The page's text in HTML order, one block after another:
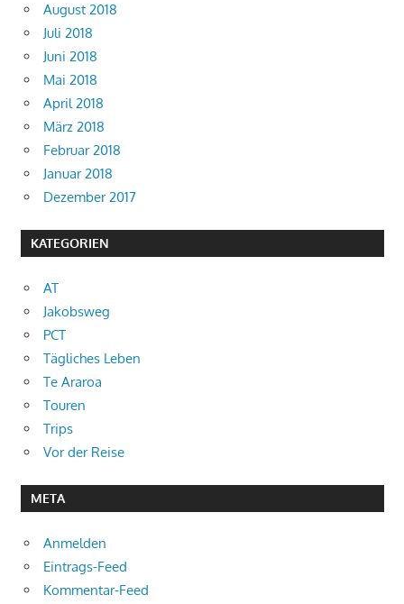
August 2018
Juli 2018
Juni 2018
Mai 2018
April 2018
März 2018
Februar 2018
Januar 2018
Dezember 2017
KATEGORIEN
AT
Jakobsweg
PCT
Tägliches Leben
Te Araroa
Touren
Trips
Vor der Reise
META
Anmelden
Eintrags-Feed
Kommentar-Feed